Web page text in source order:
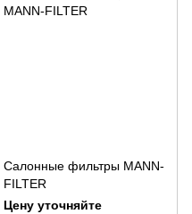
Салонные фильтры MANN-
FILTER
Цену уточняйте